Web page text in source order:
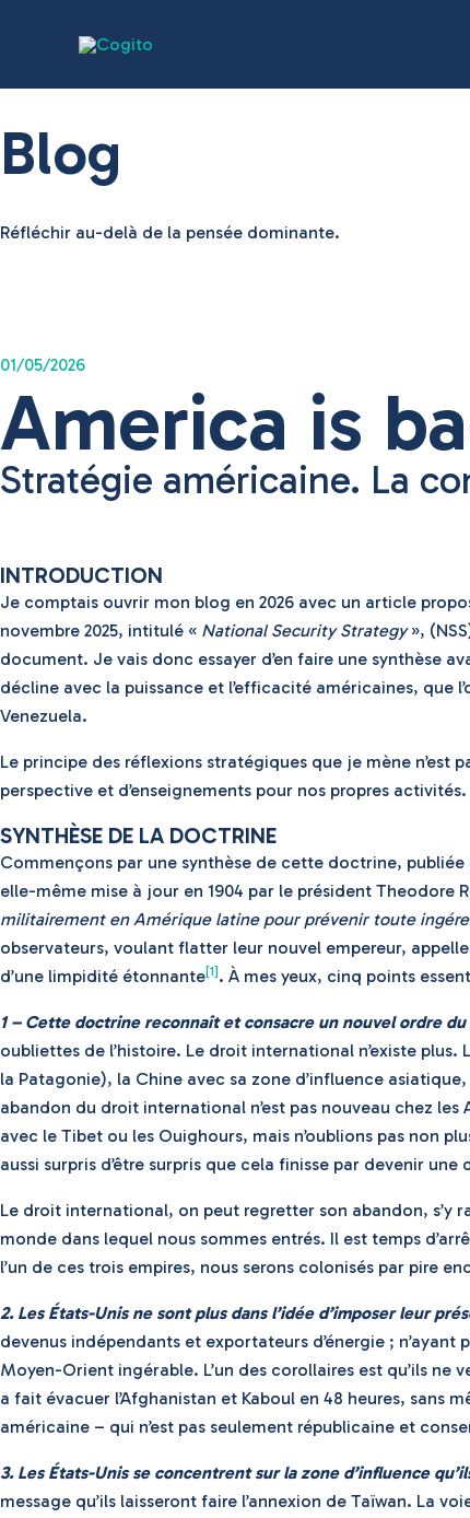
Blog
Réfléchir au-delà de la pensée dominante.
01/05/2026
America is
Stratégie américaine. La
INTRODUCTION
Je comptais ouvrir mon blog en 2026 avec un article
novembre 2025, intitulé « National Security Strategy»,
document. Je vais donc essayer d’en faire une synthèse
décline avec la puissance et l’efficacité américaines, que
Venezuela.
Le principe des réflexions stratégiques que je mène n’est
perspective et d’enseignements pour nos propres activités.
SYNTHÈSE DE LA DOCTRINE
Commençons par une synthèse de cette doctrine, publiée
elle-même mise à jour en 1904 par le président Theodore
militairement en Amérique latine pour prévenir toute
observateurs, voulant flatter leur nouvel empereur,
d’une limpidité étonnante[1] . À mes yeux, cinq points
1 – Cette doctrine reconnaît et consacre un nouvel ordre du
oubliettes de l’histoire. Le droit international n’existe
la Patagonie), la Chine avec sa zone d’influence
abandon du droit international n’est pas nouveau chez
avec le Tibet ou les Ouighours, mais n’oublions pas non
aussi surpris d’être surpris que cela finisse par devenir une
Le droit international, on peut regretter son abandon, s’y
monde dans lequel nous sommes entrés. Il est temps
l’un de ces trois empires, nous serons colonisés par pire
2. Les États-Unis ne sont plus dans l’idée d’imposer leur
devenus indépendants et exportateurs d’énergie ;
Moyen-Orient ingérable. L’un des corollaires est qu’ils ne
a fait évacuer l’Afghanistan et Kaboul en 48 heures,
américaine – qui n’est pas seulement républicaine et
3. Les États-Unis se concentrent sur la zone d’influence
message qu’ils laisseront faire l’annexion de Taïwan. La